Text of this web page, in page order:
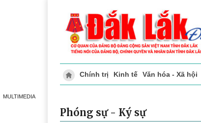
MULTIMEDIA
Chính trị Kinh tế Văn hóa - Xã hội
Phóng sự - Ký sự